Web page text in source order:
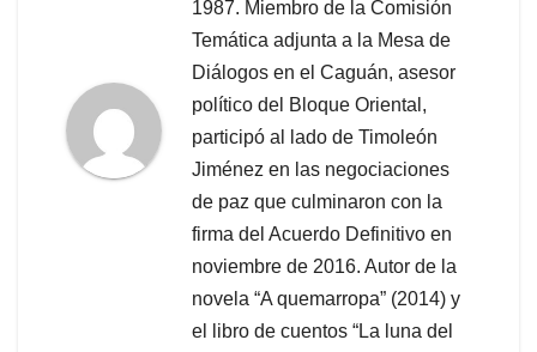
1987. Miembro de la Comisión
Temática adjunta a la Mesa de
Diálogos en el Caguán, asesor
político del Bloque Oriental,
participó al lado de Timoleón
Jiménez en las negociaciones
de paz que culminaron con la
firma del Acuerdo Definitivo en
noviembre de 2016. Autor de la
novela “A quemarropa” (2014) y
el libro de cuentos “La luna del